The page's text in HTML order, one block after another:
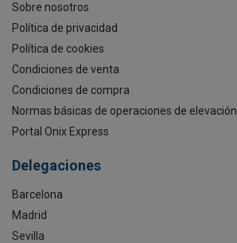
Sobre nosotros
Política de privacidad
Política de cookies
Condiciones de venta
Condiciones de compra
Normas básicas de operaciones de elevación
Portal Onix Express
Delegaciones
Barcelona
Madrid
Sevilla